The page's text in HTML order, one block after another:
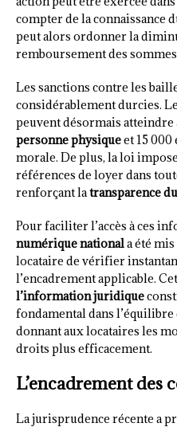
compter de la connaissance
peut alors ordonner la
remboursement des
Les sanctions contre les
considérablement durcies.
peuvent désormais atteindre
personne physiqueet 15
morale. De plus, la loi
références de loyer dans
renforçant latransparence
Pour faciliter l’accès à ces
numérique nationala été
locataire de vérifier
l’encadrement applicable.
l’information juridique
fondamental dans
donnant aux locataires les
droits plus efficacement.
L’encadrement des
La jurisprudence récente a